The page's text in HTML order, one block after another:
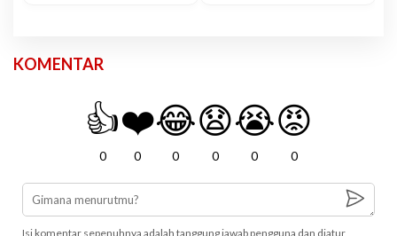
KOMENTAR
👍
0
❤️
0
😂
0
😧
0
😭
0
😡
0
Isi komentar sepenuhnya adalah tanggung jawab pengguna dan diatur